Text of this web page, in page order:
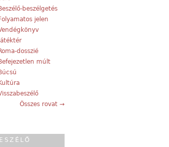
beszélgetés
jelen
Játéktér
dosszié
múlt
Összes rovat →